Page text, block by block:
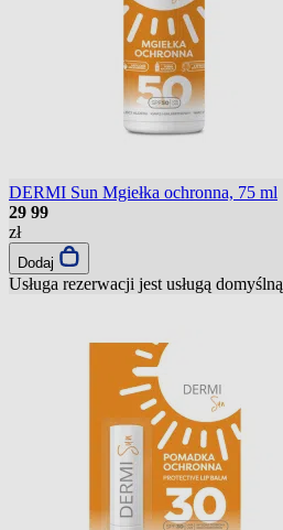
DERMI Sun Mgiełka ochronna, 75 ml
29 99
zł
Dodaj
Usługa rezerwacji jest usługą domyślną